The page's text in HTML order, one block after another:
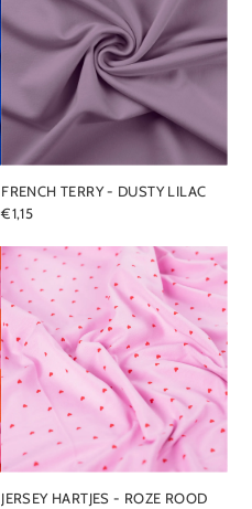
FRENCH TERRY - DUSTY LILAC
€1,15
JERSEY HARTJES - ROZE ROOD